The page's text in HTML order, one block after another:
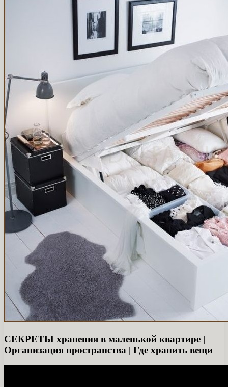
СЕКРЕТЫ хранения в маленькой квартире |
Организация пространства | Где хранить вещи